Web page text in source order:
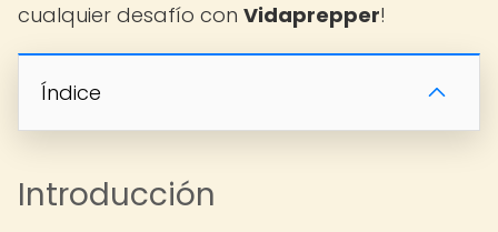
cualquier desafío con Vidaprepper!
Índice
Introducción